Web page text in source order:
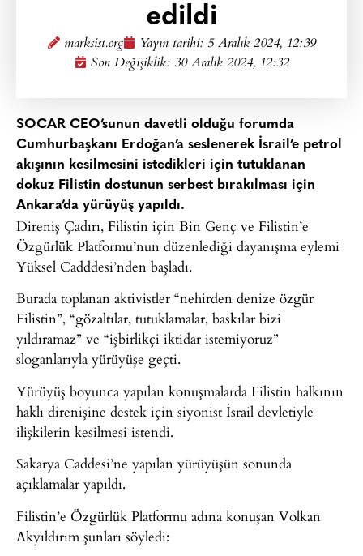
edildi
marksist.org Yayın tarihi: 5 Aralık 2024, 12:39
Son Değişiklik: 30 Aralık 2024, 12:32
SOCAR CEO’sunun davetli olduğu forumda
Cumhurbaşkanı Erdoğan’a seslenerek İsrail’e petrol
akışının kesilmesini istedikleri için tutuklanan
dokuz Filistin dostunun serbest bırakılması için
Ankara’da yürüyüş yapıldı.
Direniş Çadırı, Filistin için Bin Genç ve Filistin’e
Özgürlük Platformu’nun düzenlediği dayanışma eylemi
Yüksel Cadddesi’nden başladı.
Burada toplanan aktivistler “nehirden denize özgür
Filistin”, “gözaltılar, tutuklamalar, baskılar bizi
yıldıramaz” ve “işbirlikçi iktidar istemiyoruz”
sloganlarıyla yürüyüşe geçti.
Yürüyüş boyunca yapılan konuşmalarda Filistin halkının
haklı direnişine destek için siyonist İsrail devletiyle
ilişkilerin kesilmesi istendi.
Sakarya Caddesi’ne yapılan yürüyüşün sonunda
açıklamalar yapıldı.
Filistin’e Özgürlük Platformu adına konuşan Volkan
Akyıldırım şunları söyledi: